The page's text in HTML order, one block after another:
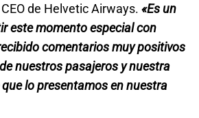
de Helvetic Airways. «Es un
este momento especial con
comentarios muy positivos
nuestros pasajeros y nuestra
lo presentamos en nuestra